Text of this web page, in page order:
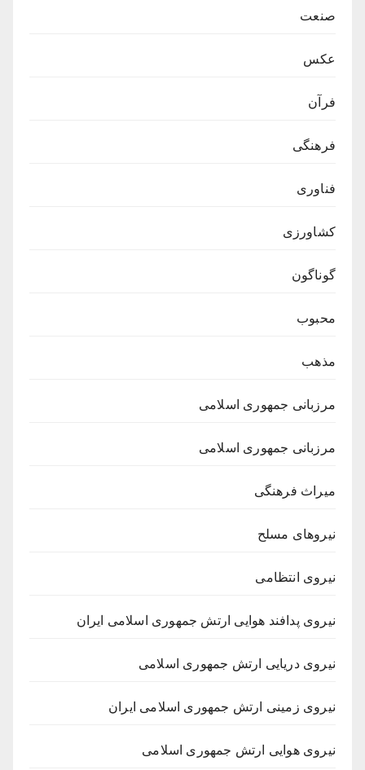
صنعت
عکس
فرآن
فرهنگی
فناوری
کشاورزی
گوناگون
محبوب
مذهب
مرزبانی جمهوری اسلامی
مرزبانی جمهوری اسلامی
میراث فرهنگی
نیروهای مسلح
نیروی انتظامی
نیروی پدافند هوایی ارتش جمهوری اسلامی ایران
نیروی دریایی ارتش جمهوری اسلامی
نیروی زمینی ارتش جمهوری اسلامی ایران
نیروی هوایی ارتش جمهوری اسلامی